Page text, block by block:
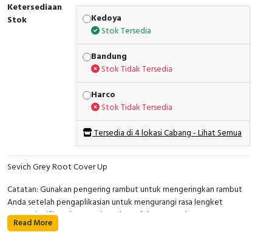
Ketersediaan
Stok
Kedoya
Stok Tersedia
Bandung
Stok Tidak Tersedia
Harco
Stok Tidak Tersedia
Tersedia di 4 lokasi Cabang - Lihat Semua
Sevich Grey Root Cover Up
Catatan: Gunakan pengering rambut untuk mengeringkan rambut
Anda setelah pengaplikasian untuk mengurangi rasa lengket
secara signifikan dan mendapatkan efek mengembang.
Read More